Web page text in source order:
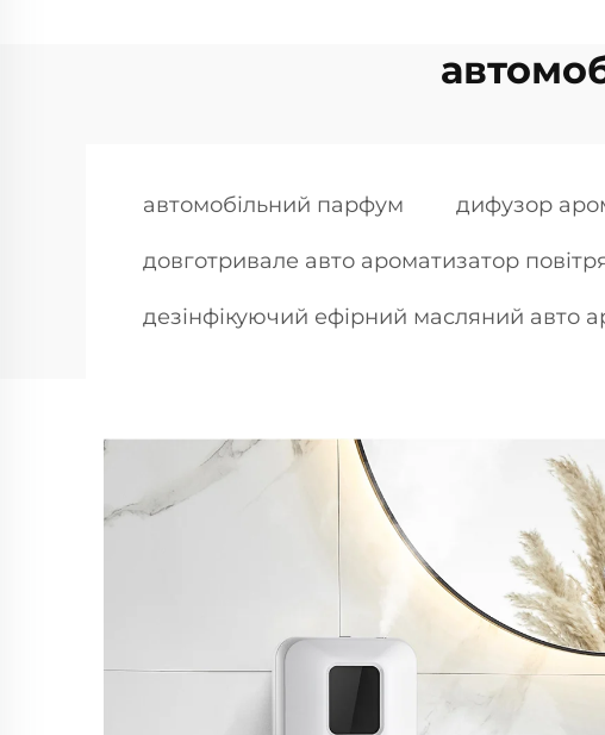
автомобільний парфум дифузор
довготривале авто ароматизатор
дезінфікуючий ефірний масляний авто